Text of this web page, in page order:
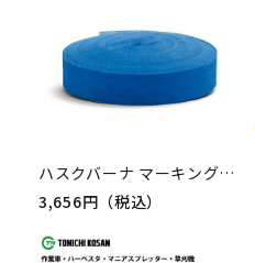
ハスクバーナ マーキングテープ 青 574287702
3,656円（税込）